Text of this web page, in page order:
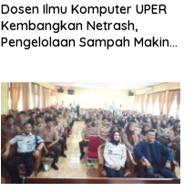
Dosen Ilmu Komputer UPER
Kembangkan Netrash,
Pengelolaan Sampah Makin